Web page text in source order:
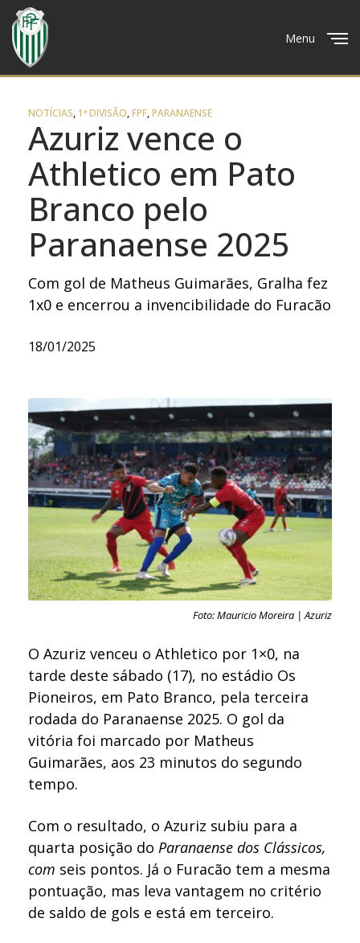
Menu
NOTÍCIAS, 1ª DIVISÃO,FPF,PARANAENSE
Azuriz vence o
Athletico em Pato
Branco pelo
Paranaense 2025
Com gol de Matheus Guimarães, Gralha fez
1x0 e encerrou a invencibilidade do Furacão
18/01/2025
Foto: Mauricio Moreira | Azuriz
O Azuriz venceu o Athletico por 1×0, na
tarde deste sábado (17), no estádio Os
Pioneiros, em Pato Branco, pela terceira
rodada do Paranaense 2025. O gol da
vitória foi marcado por Matheus
Guimarães, aos 23 minutos do segundo
tempo.
Com o resultado, o Azuriz subiu para a
quarta posição do Paranaense dos Clássicos,
com seis pontos. Já o Furacão tem a mesma
pontuação, mas leva vantagem no critério
de saldo de gols e está em terceiro.